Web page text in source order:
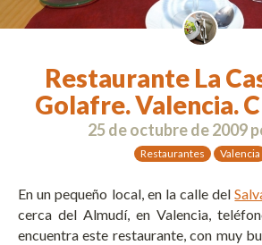
Restaurante La
Golafre. Valencia.
25 de octubre de 2009
Restaurantes Valencia
En un pequeño local, en la calle del
cerca del Almudí, en Valencia,
encuentra este restaurante, con muy